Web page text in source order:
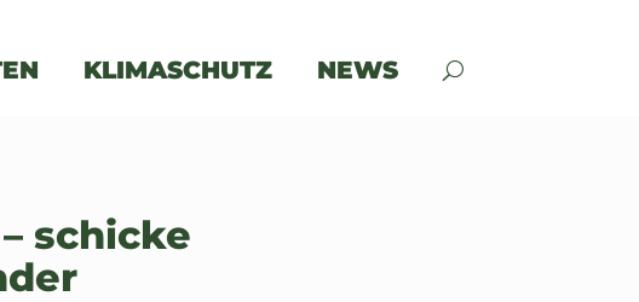
KLIMASCHUTZ NEWS
schicke